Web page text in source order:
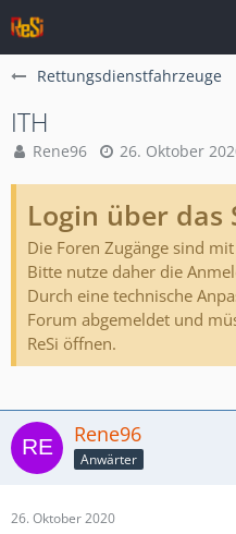
Rettungsdienstfahrzeuge
ITH
Rene96 26. Oktober
Login über das
Die Foren Zugänge sind
Bitte nutze daher die
Durch eine technische
Forum abgemeldet und
ReSi öffnen.
Rene96
Anwärter
26. Oktober 2020